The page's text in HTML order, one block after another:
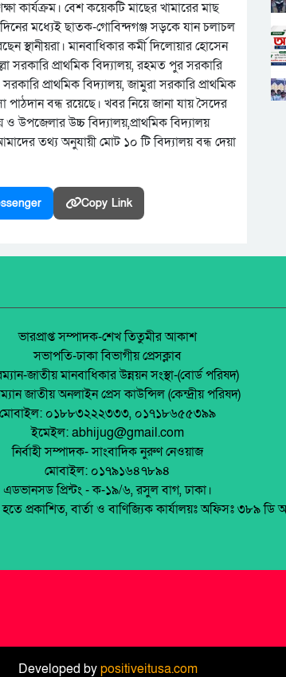
কার্যক্রম। বেশ কয়েকটি মাছের খামারের মাছ
মধ্যেই ছাতক-গোবিন্দগঞ্জ সড়কে যান চলাচল
স্থানীয়রা। মানবাধিকার কর্মী দিলোয়ার হোসেন
সরকারি প্রাথমিক বিদ্যালয়, রহমত পুর সরকারি
প্রাথমিক বিদ্যালয়, জামুরা সরকারি প্রাথমিক
পাঠদান বন্ধ রয়েছে। খবর নিয়ে জানা যায় সৈদের
উপজেলার উচ্চ বিদ্যালয়,প্রাথমিক বিদ্যালয়
তথ্য অনুযায়ী মোট ১০ টি বিদ্যালয় বন্ধ দেয়া
Copy Link
ভারপ্রাপ্ত সম্পাদক-শেখ তিতুমীর আকাশ
সভাপতি-ঢাকা বিভাগীয় প্রেসক্লাব
জাতীয় মানবাধিকার উন্নয়ন সংস্থা-(বোর্ড পরিষদ)
জাতীয় অনলাইন প্রেস কাউন্সিল (কেন্দ্রীয় পরিষদ)
মোবাইল: ০১৮৮৩২২২৩৩৩, ০১৭১৮৬৫৫৩৯৯
ইমেইল: abhijug@gmail.com
নির্বাহী সম্পাদক- সাংবাদিক নুরুণ নেওয়াজ
মোবাইল: ০১৭৯১৬৪৭৮৯৪
এডভানসড প্রিন্টং - ক-১৯/৬, রসুল বাগ, ঢাকা।
প্রকাশিত, বার্তা ও বাণিজ্যিক কার্যালয়ঃ অফিসঃ ৩৮৯
Developed bypositiveitusa.com